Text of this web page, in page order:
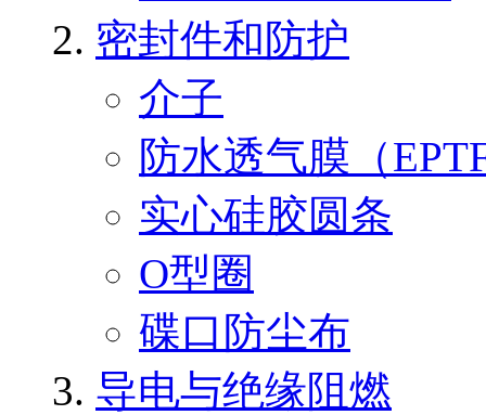
密封件和防护
介子
防水透气膜（
实心硅胶圆条
O型圈
碟口防尘布
导电与绝缘阻燃